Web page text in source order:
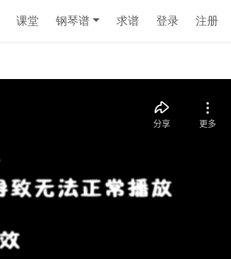
课堂 钢琴谱 求谱 登录 注册